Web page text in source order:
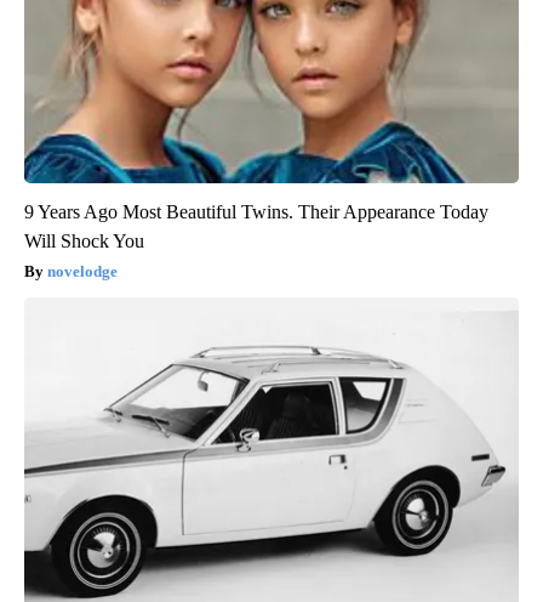
9 Years Ago Most Beautiful Twins. Their Appearance Today
Will Shock You
novelodge